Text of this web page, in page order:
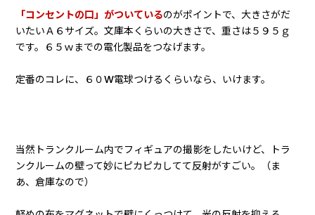
ACコンセント付モバイルバッテリー
スマホ充電などに使う携帯バッテリーの、親分みたいなやつ。
「コンセントの口」がついている のがポイントで、大きさがだ
定番のコレに、６０W電球つけるくらいなら、いけます。